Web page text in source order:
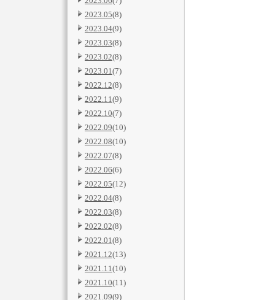
2023.05(8)
2023.04(9)
2023.03(8)
2023.02(8)
2023.01(7)
2022.12(8)
2022.11(9)
2022.10(7)
2022.09(10)
2022.08(10)
2022.07(8)
2022.06(6)
2022.05(12)
2022.04(8)
2022.03(8)
2022.02(8)
2022.01(8)
2021.12(13)
2021.11(10)
2021.10(11)
2021.09(9)